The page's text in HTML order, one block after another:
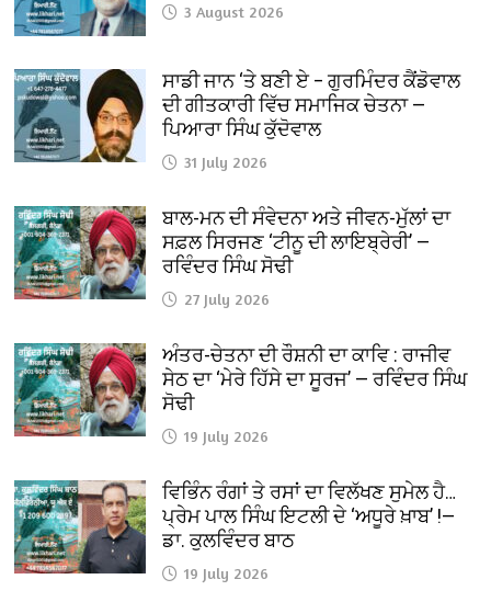
3 August 2026
ਸਾਡੀ ਜਾਨ ‘ਤੇ ਬਣੀ ਏ – ਗੁਰਮਿੰਦਰ ਕੈਂਡੋਵਾਲ
ਦੀ ਗੀਤਕਾਰੀ ਵਿੱਚ ਸਮਾਜਿਕ ਚੇਤਨਾ —
ਪਿਆਰਾ ਸਿੰਘ ਕੁੱਦੋਵਾਲ
31 July 2026
ਬਾਲ-ਮਨ ਦੀ ਸੰਵੇਦਨਾ ਅਤੇ ਜੀਵਨ-ਮੁੱਲਾਂ ਦਾ
ਸਫ਼ਲ ਸਿਰਜਣ ‘ਟੀਨੂ ਦੀ ਲਾਇਬ੍ਰੇਰੀ’ —
ਰਵਿੰਦਰ ਸਿੰਘ ਸੋਢੀ
27 July 2026
ਅੰਤਰ-ਚੇਤਨਾ ਦੀ ਰੌਸ਼ਨੀ ਦਾ ਕਾਵਿ : ਰਾਜੀਵ
ਸੇਠ ਦਾ ‘ਮੇਰੇ ਹਿੱਸੇ ਦਾ ਸੂਰਜ’ — ਰਵਿੰਦਰ ਸਿੰਘ
ਸੋਢੀ
19 July 2026
ਵਿਭਿੰਨ ਰੰਗਾਂ ਤੇ ਰਸਾਂ ਦਾ ਵਿਲੱਖਣ ਸੁਮੇਲ ਹੈ…
ਪ੍ਰੇਮ ਪਾਲ ਸਿੰਘ ਇਟਲੀ ਦੇ ‘ਅਧੂਰੇ ਖ਼ਾਬ’ !—
ਡਾ. ਕੁਲਵਿੰਦਰ ਬਾਠ
19 July 2026